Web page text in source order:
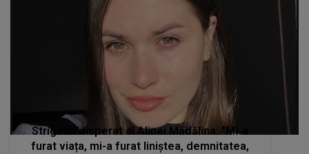
Strigătul disperat al Alinei Mădălina: "Mi-a
furat viața, mi-a furat liniștea, demnitatea,